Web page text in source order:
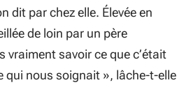
dit par chez elle. Élevée en
de loin par un père
vraiment savoir ce que c’était
qui nous soignait », lâche-t-elle